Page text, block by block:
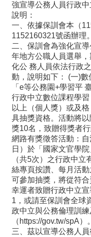
處
室
行
政
業
務
行
政
專
學
生
專
區
強宣導公務人員行政
說明：
一、依據保訓會本（
1152160321號函辦理
二、保訓會為強化宣
年地方公職人員選舉
化公 務人員依法行政
動，說明如下： (一)
「e等公務園+學習平
行政中立數位課程學習
以上（個人獎）或及
具抽獎資格。活動將
獎10名，致贈得獎者
網路有獎徵答活動：
日）於「國家文官學
（共5次）之行政中
絲專頁按讚、每月活
可參加抽獎，將從符
幸運者致贈行政中立
1，或請至保訓會全球
政中立與公務倫理訓
（https://gov.tw/spA）
三、茲以宣導公務人